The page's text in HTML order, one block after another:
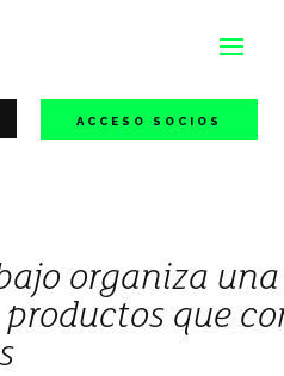
ACCESO SOCIOS
organiza
que